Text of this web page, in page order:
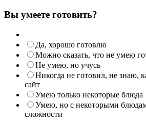
Вы умеете готовить?
Да, хорошо готовлю
Можно сказать, что не умею
Не умею, но учусь
Никогда не готовил, не знаю,
сайт
Умею только некоторые блюда
Умею, но с некоторыми
сложности